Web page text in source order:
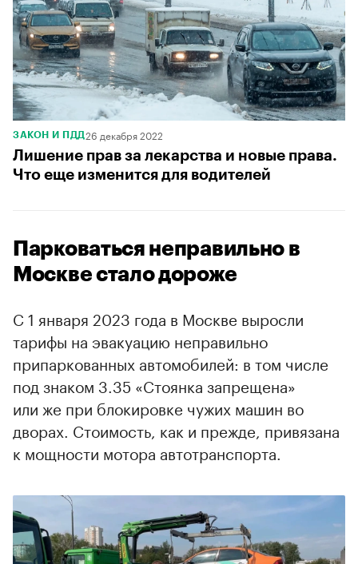
ЗАКОН И ПДД 26 декабря 2022
Лишение прав за лекарства и новые права.
Что еще изменится для водителей
Парковаться неправильно в
Москве стало дороже
С 1 января 2023 года в Москве выросли
тарифы на эвакуацию неправильно
припаркованных автомобилей: в том числе
под знаком 3.35 «Стоянка запрещена»
или же при блокировке чужих машин во
дворах. Стоимость, как и прежде, привязана
к мощности мотора автотранспорта.